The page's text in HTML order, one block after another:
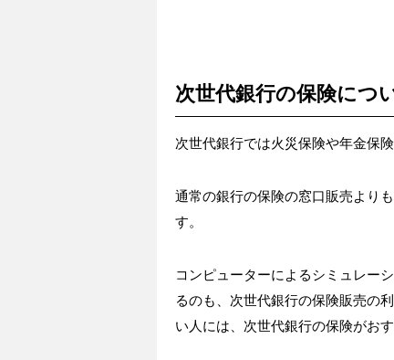
次世代銀行の保険につ
次世代銀行では火災保険や年金保
通常の銀行の保険の窓口販売より
す。
コンピューターによるシミュレー
るのも、次世代銀行の保険販売の
い人には、次世代銀行の保険がおす